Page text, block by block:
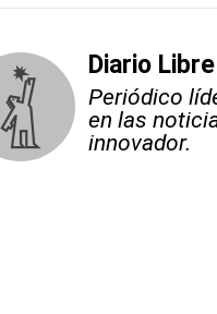
Diario Libre
Periódico
en las
innovador.